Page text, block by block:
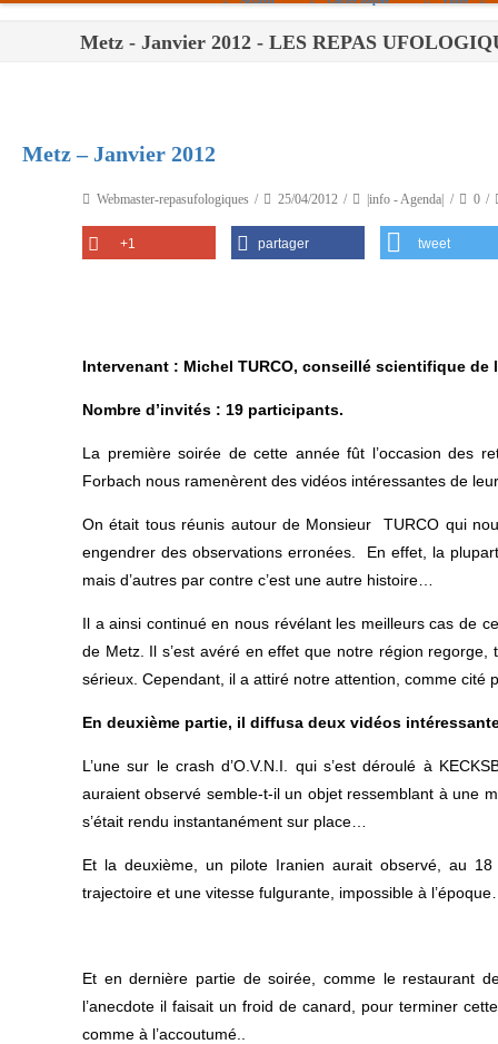
Paris
Nantes
Tours
Strasbourg
Metz - Janvier 2012 - LES REPAS
Metz – Janvier 2012
Webmaster-repasufologiques 25/04/2012 |info - Agenda| 0
+1 partager tweet
Intervenant : Michel TURCO, conseillé scientifique de
Nombre d’invités : 19 participants.
La première soirée de cette année fût l’occasion des
Forbach nous ramenèrent des vidéos intéressantes de
On était tous réunis autour de Monsieur TURCO qui
engendrer des observations erronées. En effet, la
mais d’autres par contre c’est une autre histoire…
Il a ainsi continué en nous révélant les meilleurs cas de
de Metz. Il s’est avéré en effet que notre région
sérieux. Cependant, il a attiré notre attention, comme cité
En deuxième partie, il diffusa deux vidéos
L’une sur le crash d’O.V.N.I. qui s’est déroulé à
auraient observé semble-t-il un objet ressemblant à une
s’était rendu instantanément sur place…
Et la deuxième, un pilote Iranien aurait observé, au
trajectoire et une vitesse fulgurante, impossible à
Et en dernière partie de soirée, comme le restaurant
l’anecdote il faisait un froid de canard, pour terminer
comme à l’accoutumé..